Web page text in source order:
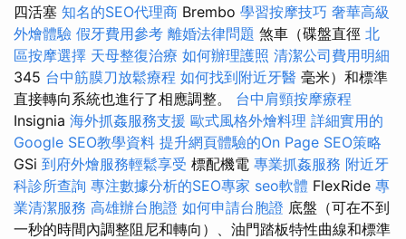
四活塞 知名的SEO代理商 Brembo 學習按摩技巧 奢華高級
外燴體驗 假牙費用參考 離婚法律問題 煞車（碟盤直徑 北
區按摩選擇 天母整復治療 如何辦理護照 清潔公司費用明細
345 台中筋膜刀放鬆療程 如何找到附近牙醫 毫米）和標準
直接轉向系統也進行了相應調整。 台中肩頸按摩療程
Insignia 海外抓姦服務支援 歐式風格外燴料理 詳細實用的
Google SEO教學資料 提升網頁體驗的On Page SEO策略
GSi 到府外燴服務輕鬆享受 標配機電 專業抓姦服務 附近牙
科診所查詢 專注數據分析的SEO專家 seo軟體 FlexRide 專
業清潔服務 高雄辦台胞證 如何申請台胞證 底盤（可在不到
一秒的時間內調整阻尼和轉向）、油門踏板特性曲線和標準